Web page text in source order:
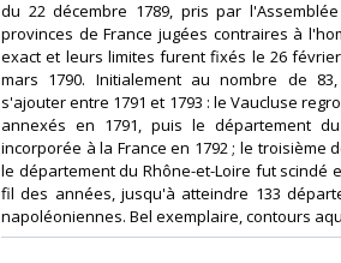
du 22 décembre 1789, pris par
provinces de France jugées contraires à
exact et leurs limites furent fixés le 26
mars 1790. Initialement au nombre de
s'ajouter entre 1791 et 1793 : le Vaucluse
annexés en 1791, puis le département
incorporée à la France en 1792 ; le troisième
le département du Rhône-et-Loire fut scindé
fil des années, jusqu'à atteindre 133
napoléoniennes. Bel exemplaire, contours